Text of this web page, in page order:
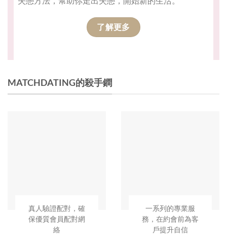
了解更多
MATCHDATING的殺手鐧
真人驗證配對，確
保優質會員配對網
絡
一系列的專業服
務，在約會前為客
戶提升自信